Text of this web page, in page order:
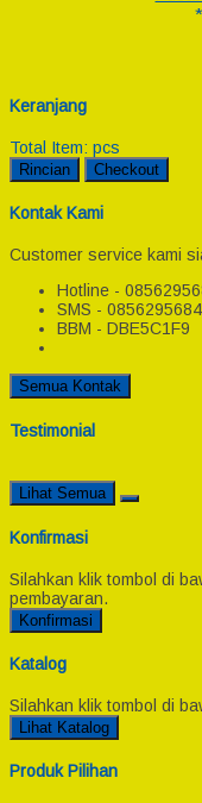
Keranjang
Total Item: pcs
Rincian Checkout
Kontak Kami
Customer service kami
Hotline -
SMS -
BBM - DBE5C1F9
Semua Kontak
Testimonial
Lihat Semua
Konfirmasi
Silahkan klik tombol di
pembayaran.
Konfirmasi
Katalog
Silahkan klik tombol di
Lihat Katalog
Produk Pilihan